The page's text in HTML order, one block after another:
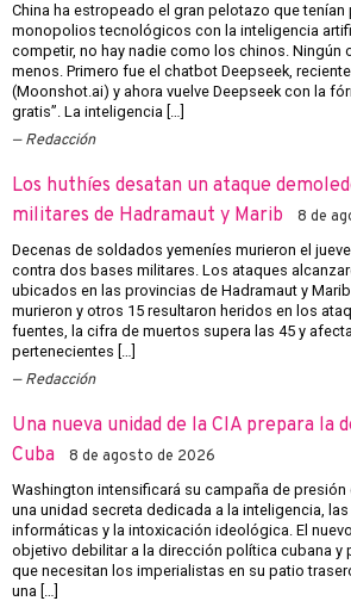
China ha estropeado el gran pelotazo que
monopolios tecnológicos con la inteligencia
competir, no hay nadie como los chinos. Ningún
menos. Primero fue el chatbot Deepseek,
(Moonshot.ai) y ahora vuelve Deepseek con la
gratis”. La inteligencia […]
Redacción
Los huthíes desatan un ataque
militares de Hadramaut y Marib
8 de
Decenas de soldados yemeníes murieron el
contra dos bases militares. Los ataques
ubicados en las provincias de Hadramaut y
murieron y otros 15 resultaron heridos en los
fuentes, la cifra de muertos supera las 45 y
pertenecientes […]
Redacción
Una nueva unidad de la CIA prepara la
Cuba
8 de agosto de 2026
Washington intensificará su campaña de presión
una unidad secreta dedicada a la inteligencia,
informáticas y la intoxicación ideológica. El
objetivo debilitar a la dirección política cubana y
que necesitan los imperialistas en su patio
una […]